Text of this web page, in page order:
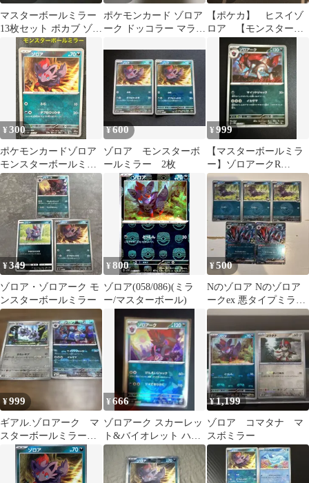
マスターボールミラー
13枚セット ポカブ ゾロ
ア ゾロアーク ツタージ
ャなど
ポケモンカード ゾロア
ーク ドッコラー マラカ
【ポケカ】 ヒスイゾ
ロア 【モンスターボ
ールミラー】 エラー
¥300
ポケモンカードゾロア
モンスターボールミラ
ー仕様
¥600
ゾロア モンスターボ
ールミラー 2枚
¥999
【マスターボールミラ
ー】ゾロアークR
SV11W ホワイトフレア
059/086
¥349
ゾロア・ゾロアーク モ
ンスターボールミラー
¥800
ゾロア(058/086)(ミラ
ー/マスターボール)
¥500
Nのゾロア Nのゾロア
ークex 悪タイプミラー
モンスターボールミラ
¥999
ギアル.ゾロアーク マ
スターボールミラー※
限定値下げ
¥666
ゾロアーク スカーレッ
ト&バイオレット ハイ
クラスパック モンスタ
ーボール
¥1,199
ゾロア コマタナ マ
スボミラー